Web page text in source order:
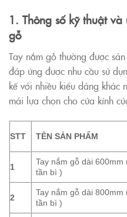
1. Thông số kỹ thuật
gỗ
Tay nắm gỗ thường được
đáp ứng được nhu cầu sử
kế với nhiều kiểu dáng khác
mái lựa chọn cho cửa kính
STT TÊN SẢN PHẨM
1
Tay nắm gỗ dài 600mm
tần bì )
2
Tay nắm gỗ dài 800mm
tần bì )